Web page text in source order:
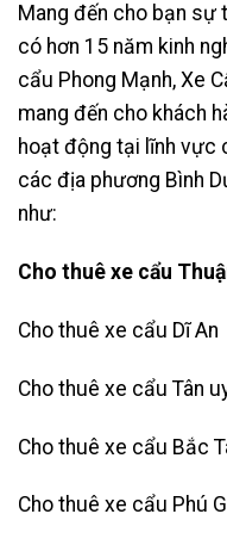
Mang đến cho bạn sự
có hơn 15 năm kinh
cẩu Phong Mạnh, Xe
mang đến cho khách
hoạt động tại lĩnh vực
các địa phương Bình
như:
Cho thuê xe cẩu
Cho thuê xe cẩu Dĩ An
Cho thuê xe cẩu Tân
Cho thuê xe cẩu Bắc
Cho thuê xe cẩu Phú